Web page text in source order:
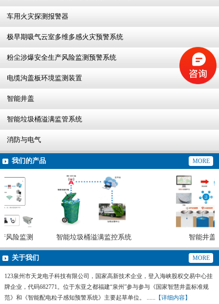
车用火灾探测报警器
极早期吸气云室多维多感火灾预警系统
粉尘涉爆安全生产风险监测预警系统
电缆沟盖板环境监测装置
智能井盖
智能垃圾桶溢满监管系统
消防与电气
我们的产品 MORE
风险监测 智能垃圾桶溢满监控系统 智能井盖
关于我们 MORE
123泉州市天龙电子科技有限公司，国家高新技术企业，登入海峡股权交易中心挂
牌企业，代码682771。位于东亚之都福建“泉州”参与参与《国家智慧井盖标准规
范》和《智能配电粒子感知预警系统》主要起草单位。 ...... 【详细内容】